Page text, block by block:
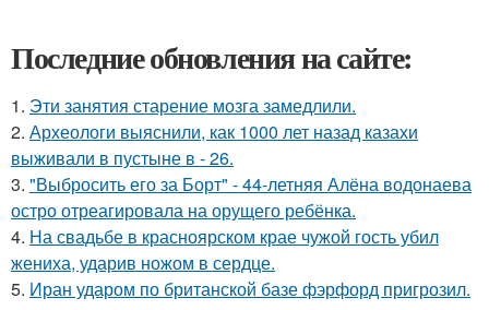
Последние обновления на сайте:
1. Эти занятия старение мозга замедлили.
2. Археологи выяснили, как 1000 лет назад казахи
выживали в пустыне в - 26.
3. "Выбросить его за Борт" - 44-летняя Алёна водонаева
остро отреагировала на орущего ребёнка.
4. На свадьбе в красноярском крае чужой гость убил
жениха, ударив ножом в сердце.
5. Иран ударом по британской базе фэрфорд пригрозил.